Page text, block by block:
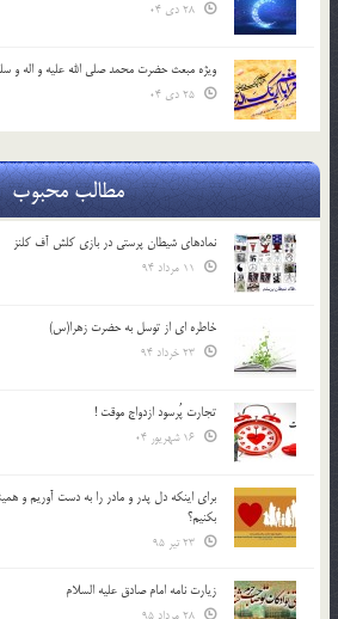
ویژه مبعث حضرت محمد صلی الله علیه و اله و
مطالب محبوب
نمادهای شیطان پرستی در بازی کلش آف کلنز
خاطره ای از توسل به حضرت زهرا(س)
تجارت پُرسود ازدواج موقت !
براي اينكه دل پدر و مادر را به دست آوريم و
بكنيم؟
زیارت نامه امام صادق علیه السلام